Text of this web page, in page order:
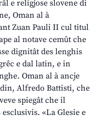
e religjose slovene di
Oman al à
Zuan Pauli II cul titul
al notave cemût che
dignitât des lenghis
e dal latin, e in
Oman al à ancje
Alfredo Battisti, che
spiegât che il
«La Glesie e